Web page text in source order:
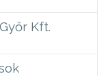
Kft.